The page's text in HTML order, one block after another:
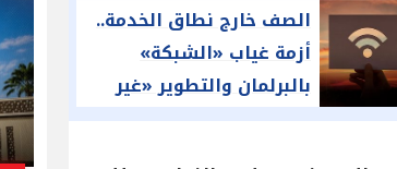
الصف خارج نطاق الخدمة..
أزمة غياب «الشبكة»
بالبرلمان والتطوير «غير
متاح حاليا»